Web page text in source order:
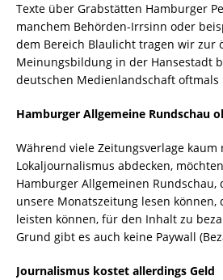
Texte über Grabstätten Hamburger
manchem Behörden-Irrsinn oder
dem Bereich Blaulicht tragen wir zur
Meinungsbildung in der Hansestadt
deutschen Medienlandschaft oftmals
Hamburger Allgemeine Rundschau
Während viele Zeitungsverlage kaum
Lokaljournalismus abdecken,
Hamburger Allgemeinen Rundschau,
unsere Monatszeitung lesen können,
leisten können, für den Inhalt zu
Grund gibt es auch keine Paywall
Journalismus kostet allerdings Geld